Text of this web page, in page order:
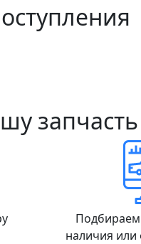
Подбираем
наличия